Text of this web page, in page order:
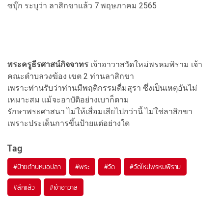
ซบุ๊ก ระบุว่า ลาสิกขาแล้ว 7 พฤษภาคม 2565
พระครูธีรศาสน์กิจจาทร เจ้าอาวาสวัดใหม่พรหมพิราม เจ้า
คณะตำบลวงฆ้อง เขต 2 ท่านลาสิกขา
เพราะท่านรับว่าท่านมีพฤติกรรมดื่มสุรา ซึ่งเป็นเหตุอันไม่
เหมาะสม แม้จะอาบัติอย่างเบาก็ตาม
รักษาพระศาสนา ไม่ให้เสื่อมเสียไปกว่านี้ ไม่ใช่ลาสิกขา
เพราะประเด็นการขึ้นป้ายแต่อย่างใด
Tag
#ป้ายต้านหมอปลา #พระ #วัด #วัดใหม่พรหมพิราม
#สึกแล้ว #เจ้าอาวาส